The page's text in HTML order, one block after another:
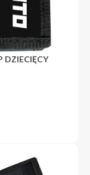
DZIECIĘCY